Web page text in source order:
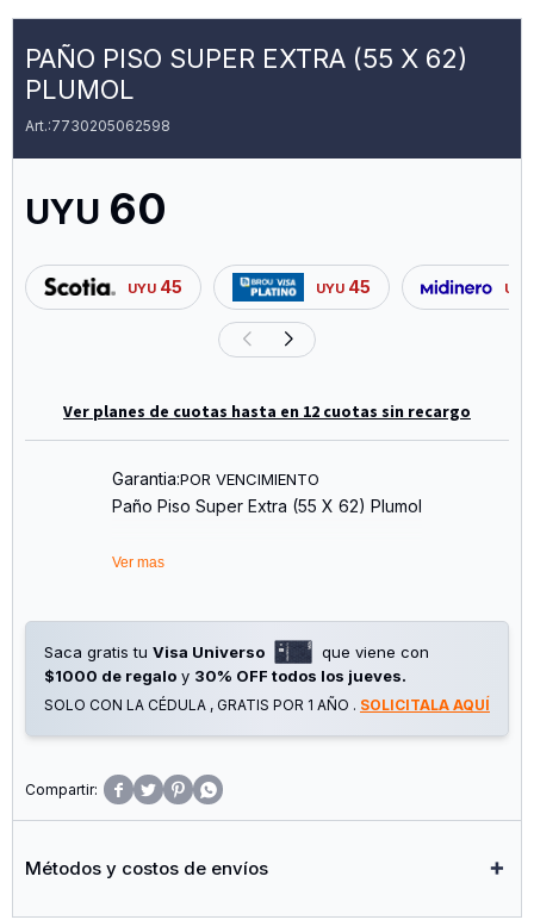
PAÑO PISO SUPER EXTRA (55 X 62)
PLUMOL
7730205062598
UYU 60
UYU 45 UYU 45 UYU
Ver planes de cuotas hasta en 12 cuotas sin recargo
Garantia:POR VENCIMIENTO
Paño Piso Super Extra (55 X 62) Plumol
Ver mas
Saca gratis tu Visa Universo
que viene con
$1000 de regalo y 30% OFF todos los jueves.
SOLO CON LA CÉDULA , GRATIS POR 1 AÑO . SOLICITALA AQUÍ
   
Métodos y costos de envíos